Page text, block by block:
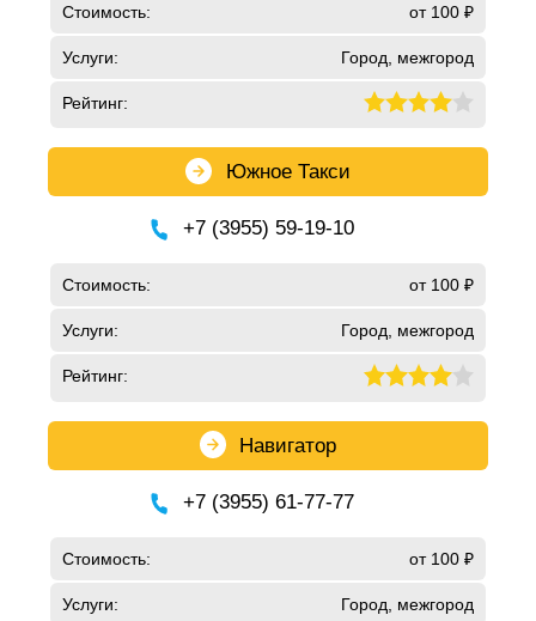
Стоимость: от 100 ₽
Услуги: Город, межгород
Рейтинг:
Южное Такси
+7 (3955) 59-19-10
Стоимость: от 100 ₽
Услуги: Город, межгород
Рейтинг:
Навигатор
+7 (3955) 61-77-77
Стоимость: от 100 ₽
Услуги: Город, межгород